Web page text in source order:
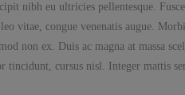
nibh eu ultricies pellentesque.
vitae, congue venenatis augue.
non ex. Duis ac magna at massa
cursus nisl. Integer mattis